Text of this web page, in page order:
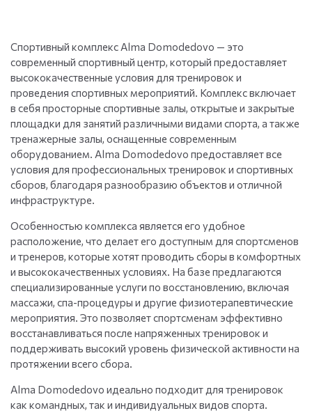
Спортивный комплекс Alma Domodedovo — это
современный спортивный центр, который предоставляет
высококачественные условия для тренировок и
проведения спортивных мероприятий. Комплекс включает
в себя просторные спортивные залы, открытые и закрытые
площадки для занятий различными видами спорта, а также
тренажерные залы, оснащенные современным
оборудованием. Alma Domodedovo предоставляет все
условия для профессиональных тренировок и спортивных
сборов, благодаря разнообразию объектов и отличной
инфраструктуре.
Особенностью комплекса является его удобное
расположение, что делает его доступным для спортсменов
и тренеров, которые хотят проводить сборы в комфортных
и высококачественных условиях. На базе предлагаются
специализированные услуги по восстановлению, включая
массажи, спа-процедуры и другие физиотерапевтические
мероприятия. Это позволяет спортсменам эффективно
восстанавливаться после напряженных тренировок и
поддерживать высокий уровень физической активности на
протяжении всего сбора.
Alma Domodedovo идеально подходит для тренировок
как командных, так и индивидуальных видов спорта.